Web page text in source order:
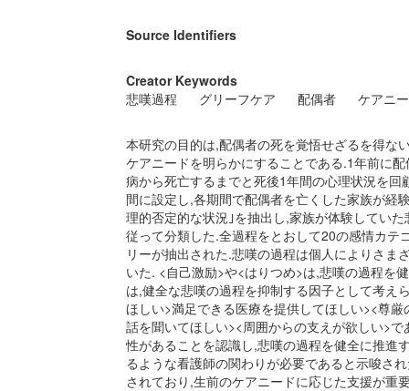
Source Identifiers
Creator Keywords
悲嘆過程
グリーフケア 配偶者 ケアニ
本研究の目的は,配偶者の死を覚悟せざるを得な
ケアニードを明らかにすることである.1年前に
病から死亡するまでと死後1年間の心理状況を
間に設定し,各期間で配偶者を亡くした家族が経
理的否定的な状況｣を抽出し,家族が体験してい
従って分類した.全過程をとおして20の感情カ
リーが抽出された.悲嘆の過程は個人によりさま
いた. <自己激励>や<はりつめ>は,悲嘆の過程
は,健全な悲嘆の過程を抑制する因子として考え
ほしい>満足できる医療を提供してほしい><尊
話を聞いてほしい><周囲からの支えが欲しい>
性があることを認識し,悲嘆の過程を健全に推進
るような看護師の関わりが必要であると示唆さ
されており,生前のケアニードに応じた支援が重